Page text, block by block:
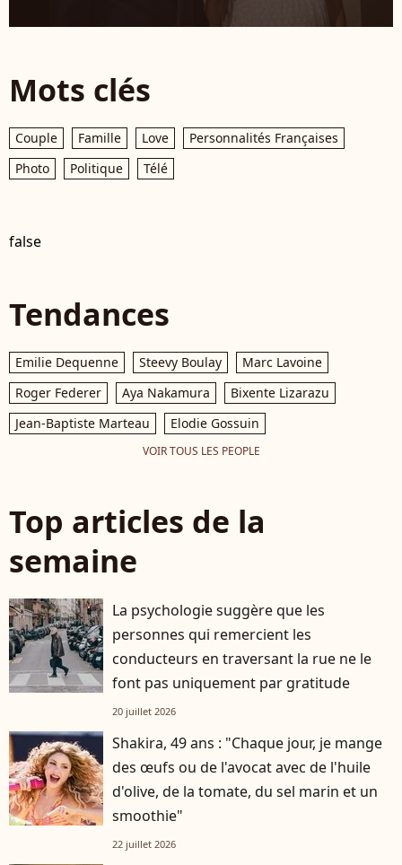
Mots clés
Couple Famille Love
Personnalités Françaises
Photo
Politique Télé
false
Tendances
Emilie Dequenne Steevy Boulay
Marc Lavoine
Roger Federer
Aya Nakamura
Bixente Lizarazu
Jean-Baptiste Marteau
Elodie Gossuin
VOIR TOUS LES PEOPLE
Top articles de la
semaine
La psychologie suggère que les
personnes qui remercient les
conducteurs en traversant la rue ne le
font pas uniquement par gratitude
20 juillet 2026
Shakira, 49 ans : "Chaque jour, je mange
des œufs ou de l'avocat avec de l'huile
d'olive, de la tomate, du sel marin et un
smoothie"
22 juillet 2026